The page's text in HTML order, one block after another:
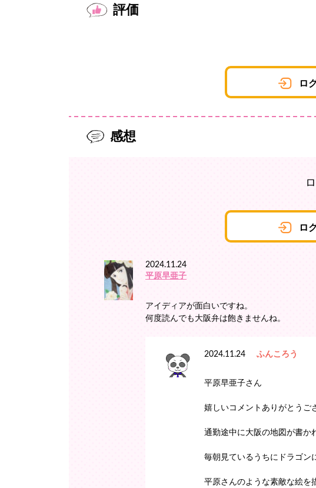
評価
ロ
感想
ロ
2024.11.24
平原早亜子
アイディアが面白いですね。
何度読んでも大阪弁は飽きませんね。
2024.11.24 ふんころう
平原早亜子さん
嬉しいコメントありがとうご
通勤途中に大阪の地図が書か
毎朝見ているうちにドラゴン
平原さんのような素敵な絵を